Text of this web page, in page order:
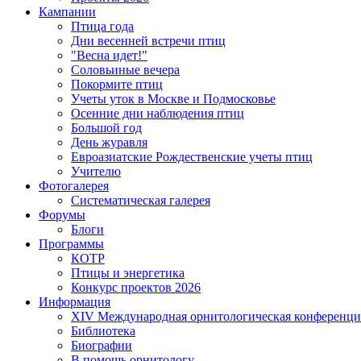
Кампании
Птица года
Дни весенней встречи птиц
"Весна идет!"
Соловьиные вечера
Покормите птиц
Учеты уток в Москве и Подмосковье
Осенние дни наблюдения птиц
Большой год
День журавля
Евроазиатские Рождественские учеты птиц
Учителю
Фотогалерея
Систематическая галерея
Форумы
Блоги
Программы
КОТР
Птицы и энергетика
Конкурс проектов 2026
Информация
XIV Международная орнитологическая
Библиотека
Биографии